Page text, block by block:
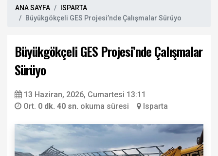
ANA SAYFA
ISPARTA
Büyükgökçeli GES Projesi’nde Çalışmalar Sürüyo
Büyükgökçeli GES Projesi’nde Çalışmalar
Sürüyo
13 Haziran, 2026, Cumartesi 13:11
Ort. 0 dk. 40 sn. okuma süresi Isparta